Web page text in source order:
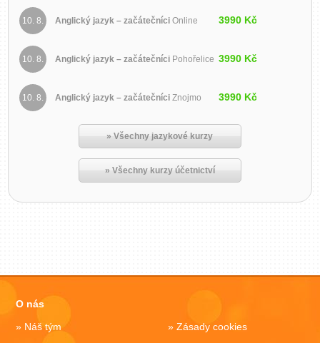
10. 8. Anglický jazyk – začátečníciOnline 3990 Kč
10. 8. Anglický jazyk – začátečníci Pohořelice 3990 Kč
10. 8. Anglický jazyk – začátečníciZnojmo 3990 Kč
» Všechny jazykové kurzy
» Všechny kurzy účetnictví
O nás
Náš tým
Zásady cookies